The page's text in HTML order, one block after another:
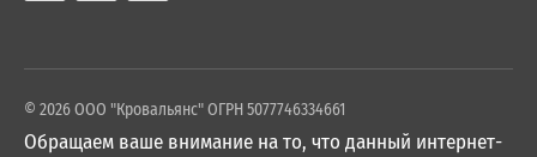
© 2026 ООО "Кровальянс" ОГРН 5077746334661
Обращаем ваше внимание на то, что данный интернет-